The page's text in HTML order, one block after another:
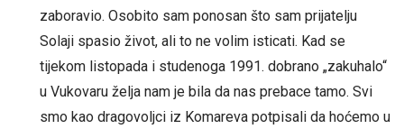
zaboravio. Osobito sam ponosan što sam prijatelju
Solaji spasio život, ali to ne volim isticati. Kad se
tijekom listopada i studenoga 1991. dobrano „zakuhalo“
u Vukovaru želja nam je bila da nas prebace tamo. Svi
smo kao dragovoljci iz Komareva potpisali da hoćemo u